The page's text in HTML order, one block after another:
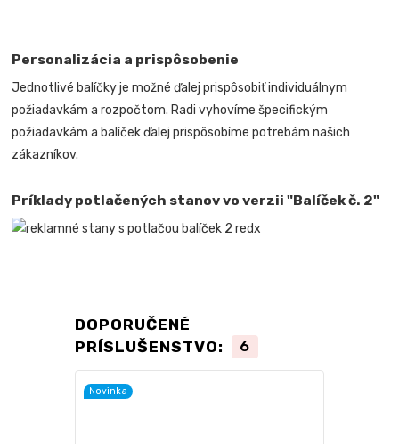
Personalizácia a prispôsobenie
Jednotlivé balíčky je možné ďalej prispôsobiť individuálnym
požiadavkám a rozpočtom. Radi vyhovíme špecifickým
požiadavkám a balíček ďalej prispôsobíme potrebám našich
zákazníkov.
Príklady potlačených stanov vo verzii "Balíček č. 2"
DOPORUČENÉ
PRÍSLUŠENSTVO:
6
Novinka